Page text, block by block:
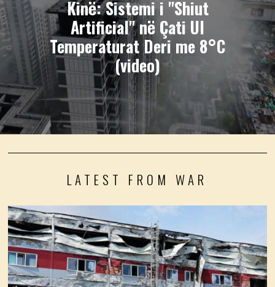
Kinë: Sistemi i "Shiut
Artificial" në Çati Ul
Temperaturat Deri me 8°C
(video)
LATEST FROM WAR